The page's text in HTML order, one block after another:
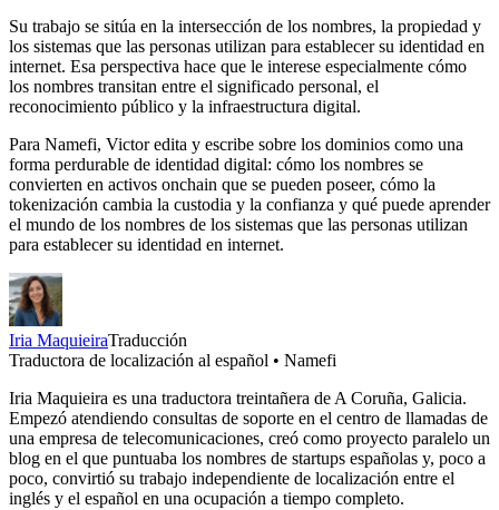
Su trabajo se sitúa en la intersección de los nombres, la propiedad y
los sistemas que las personas utilizan para establecer su identidad en
internet. Esa perspectiva hace que le interese especialmente cómo
los nombres transitan entre el significado personal, el
reconocimiento público y la infraestructura digital.
Para Namefi, Victor edita y escribe sobre los dominios como una
forma perdurable de identidad digital: cómo los nombres se
convierten en activos onchain que se pueden poseer, cómo la
tokenización cambia la custodia y la confianza y qué puede aprender
el mundo de los nombres de los sistemas que las personas utilizan
para establecer su identidad en internet.
Iria MaquieiraTraducción
Traductora de localización al español • Namefi
Iria Maquieira es una traductora treintañera de A Coruña, Galicia.
Empezó atendiendo consultas de soporte en el centro de llamadas de
una empresa de telecomunicaciones, creó como proyecto paralelo un
blog en el que puntuaba los nombres de startups españolas y, poco a
poco, convirtió su trabajo independiente de localización entre el
inglés y el español en una ocupación a tiempo completo.